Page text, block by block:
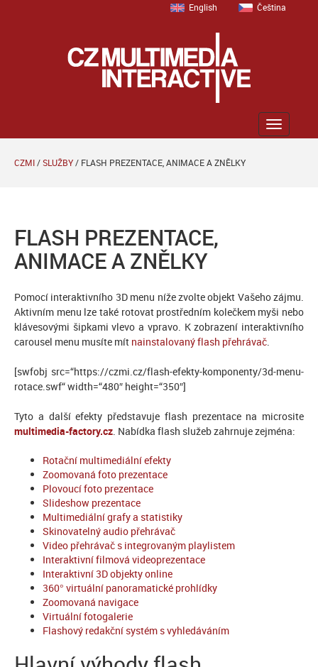
English Čeština
Zobrazit
menu
CZMI/SLUŽBY/ FLASH PREZENTACE, ANIMACE A ZNĚLKY
FLASH PREZENTACE,
ANIMACE A ZNĚLKY
Pomocí interaktivního 3D menu níže zvolte objekt Vašeho zájmu.
Aktivním menu lze také rotovat prostředním kolečkem myši nebo
klávesovými šipkami vlevo a vpravo. K zobrazení interaktivního
carousel menu musíte mít nainstalovaný flash přehrávač
[swfobj src=“https://czmi.cz/flash-efekty-komponenty/3d-menu-
rotace.swf“ width=“480″ height=“350″]
Tyto a další efekty představuje flash prezentace na microsite
multimedia-factory.cz . Nabídka flash služeb zahrnuje zejména:
Rotační multimediální efekty
Zoomovaná foto prezentace
Plovoucí foto prezentace
Slideshow prezentace
Multimediální grafy a statistiky
Skinovatelný audio přehrávač
Video přehrávač s integrovaným playlistem
Interaktivní filmová videoprezentace
Interaktivní 3D objekty online
360° virtuální panoramatické prohlídky
Zoomovaná navigace
Virtuální fotogalerie
Flashový redakční systém s vyhledáváním